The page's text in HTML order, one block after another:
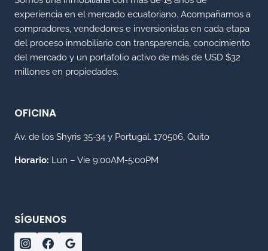
experiencia en el mercado ecuatoriano. Acompañamos a
compradores, vendedores e inversionistas en cada etapa
del proceso inmobiliario con transparencia, conocimiento
del mercado y un portafolio activo de más de USD $32
millones en propiedades.
OFICINA
Av. de los Shyris 35-34 y Portugal. 170506, Quito
Horario: Lun – Vie 9:00AM-5:00PM
SÍGUENOS